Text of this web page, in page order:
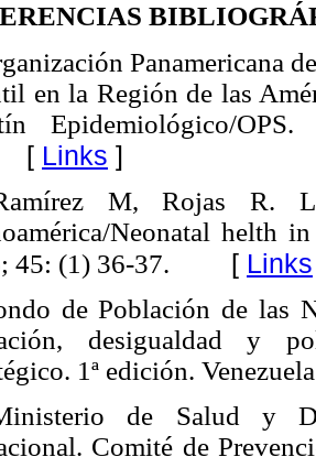
Panamericana
en la Región de las
Epidemiológico/
Links ]
M, Rojas R.
Neonatal helth
45: (1) 36-37. [ Links
de Población de las
desigualdad y
1ª edición.
de Salud y
Comité de